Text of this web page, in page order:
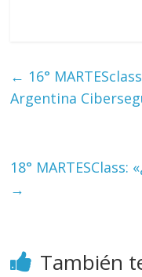
← 16°
Argentina
18° MARTESClass:
→
También